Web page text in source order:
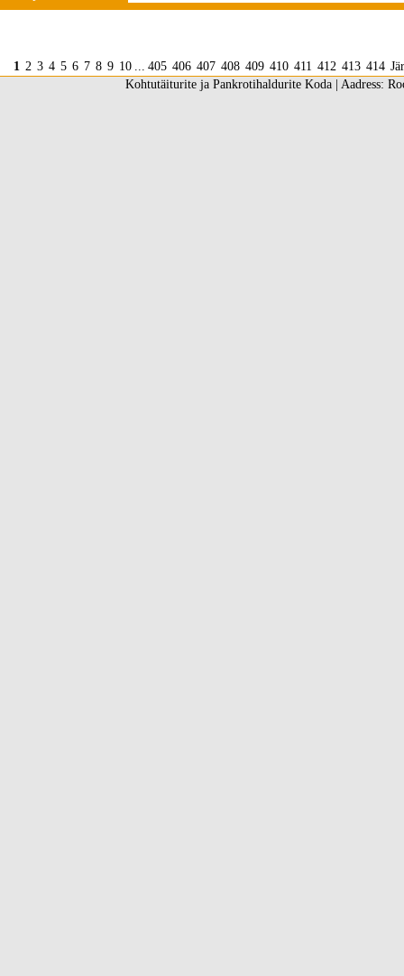
1 2 3 4 5 6 7 8 9 10 ... 405 406 407 408 409 410 411 412 413 414
Kohtutäiturite ja Pankrotihaldurite Koda | Aadress: